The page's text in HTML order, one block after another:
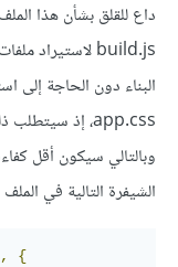
البناء دون الحاجة إلى
app.css، إذ سيتطلب ذلك إعادة كتابة
وبالتالي سيكون أقل
الشيفرة التالية في الملف ember-cli-build.js:
,
{